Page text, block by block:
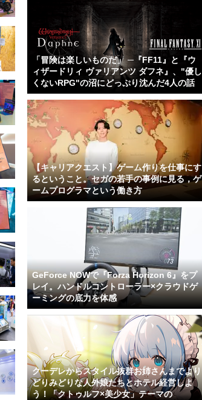
「冒険は楽しいものだ」 ─『FF11』と『ウ
ィザードリィ ヴァリアンツ ダフネ』、"優し
くないRPG"の沼にどっぷり沈んだ4人の話
【キャリアクエスト】ゲーム作りを仕事にす
るということ。セガの若手の事例に見る，ゲ
ームプログラマという働き方
GeForce NOWで『Forza Horizon 6』をプ
レイ。ハンドルコントローラー×クラウドゲ
ーミングの底力を体感
クーデレからスタイル抜群お姉さんまでより
どりみどりな人外娘たちとホテル経営しよ
う！「クトゥルフ×美少女」テーマの